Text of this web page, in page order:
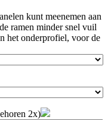
kunt meenemen aan
ramen minder snel vuil
het onderprofiel, voor de
2x)